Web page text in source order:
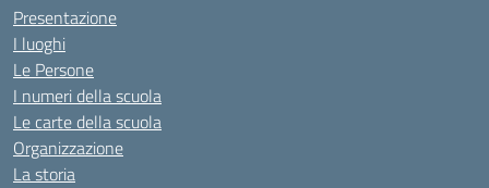
Presentazione
I luoghi
Le Persone
I numeri della scuola
Le carte della scuola
Organizzazione
La storia